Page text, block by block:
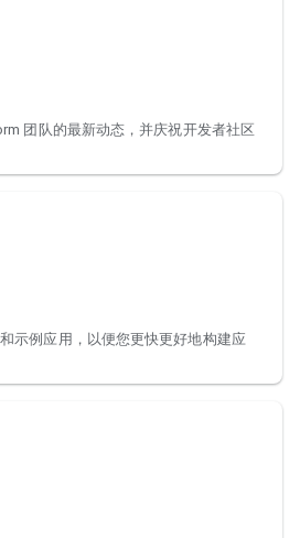
团队的最新动态，并庆祝开发者社区
示例应用，以便您更快更好地构建应